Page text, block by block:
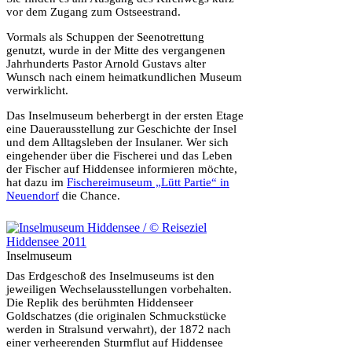
vor dem Zugang zum Ostseestrand.
Vormals als Schuppen der Seenotrettung
genutzt, wurde in der Mitte des vergangenen
Jahrhunderts Pastor Arnold Gustavs alter
Wunsch nach einem heimatkundlichen Museum
verwirklicht.
Das Inselmuseum beherbergt in der ersten Etage
eine Dauerausstellung zur Geschichte der Insel
und dem Alltagsleben der Insulaner. Wer sich
eingehender über die Fischerei und das Leben
der Fischer auf Hiddensee informieren möchte,
hat dazu im Fischereimuseum „Lütt Partie“ in
Neuendorf die Chance.
Inselmuseum
Das Erdgeschoß des Inselmuseums ist den
jeweiligen Wechselausstellungen vorbehalten.
Die Replik des berühmten Hiddenseer
Goldschatzes (die originalen Schmuckstücke
werden in Stralsund verwahrt), der 1872 nach
einer verheerenden Sturmflut auf Hiddensee